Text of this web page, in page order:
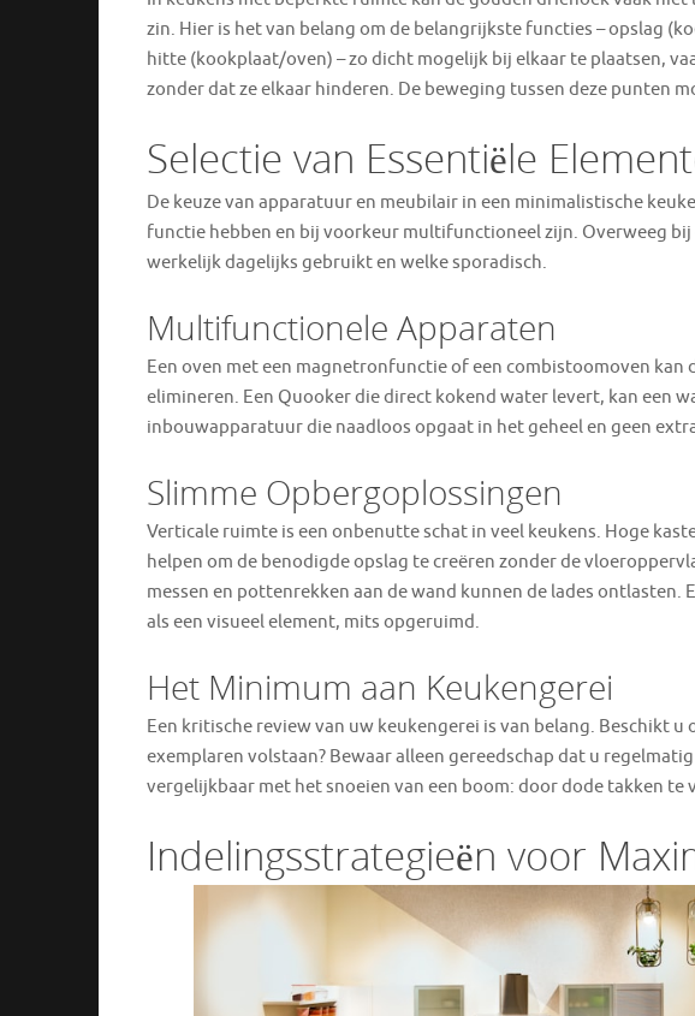
zin. Hier is het van belang om de belangrijkste functies – opslag
hitte (kookplaat/oven) – zo dicht mogelijk bij elkaar te plaatsen,
zonder dat ze elkaar hinderen. De beweging tussen deze punten
Selectie van Essentiële
De keuze van apparatuur en meubilair in een minimalistische
functie hebben en bij voorkeur multifunctioneel zijn. Overweeg
werkelijk dagelijks gebruikt en welke sporadisch.
Multifunctionele Apparaten
Een oven met een magnetronfunctie of een combistoomoven kan
elimineren. Een Quooker die direct kokend water levert, kan een
inbouwapparatuur die naadloos opgaat in het geheel en geen
Slimme Opbergoplossingen
Verticale ruimte is een onbenutte schat in veel keukens. Hoge
helpen om de benodigde opslag te creëren zonder de
messen en pottenrekken aan de wand kunnen de lades ontlasten.
als een visueel element, mits opgeruimd.
Het Minimum aan Keukengerei
Een kritische review van uw keukengerei is van belang. Beschikt
exemplaren volstaan? Bewaar alleen gereedschap dat u
vergelijkbaar met het snoeien van een boom: door dode takken
Indelingsstrategieën voor